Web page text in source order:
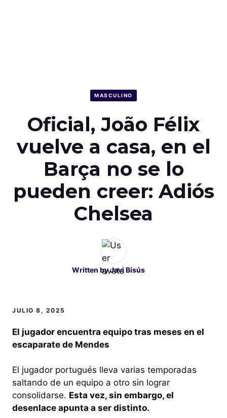
MASCULINO
Oficial, João Félix
vuelve a casa, en el
Barça no se lo
pueden creer: Adiós
Chelsea
Written byJavi Bisús
JULIO 8, 2025
El jugador encuentra equipo tras meses en el
escaparate de Mendes
El jugador portugués lleva varias temporadas
saltando de un equipo a otro sin lograr
consolidarse. Esta vez, sin embargo, el
desenlace apunta a ser distinto.